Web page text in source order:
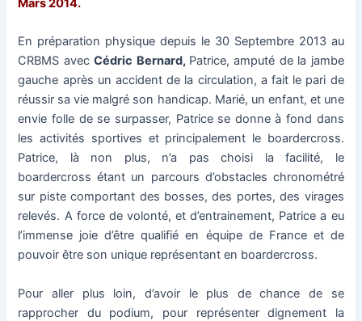
Mars 2014.
En préparation physique depuis le 30 Septembre 2013 au
CRBMS avecCédric Bernard, Patrice, amputé de la jambe
gauche après un accident de la circulation, a fait le pari de
réussir sa vie malgré son handicap. Marié, un enfant, et une
envie folle de se surpasser, Patrice se donne à fond dans
les activités sportives et principalement le boardercross.
Patrice, là non plus, n’a pas choisi la facilité, le
boardercross étant un parcours d’obstacles chronométré
sur piste comportant des bosses, des portes, des virages
relevés. A force de volonté, et d’entrainement, Patrice a eu
l’immense joie d’être qualifié en équipe de France et de
pouvoir être son unique représentant en boardercross.
Pour aller plus loin, d’avoir le plus de chance de se
rapprocher du podium, pour représenter dignement la